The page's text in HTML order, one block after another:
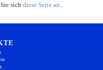
sich diese Seite an